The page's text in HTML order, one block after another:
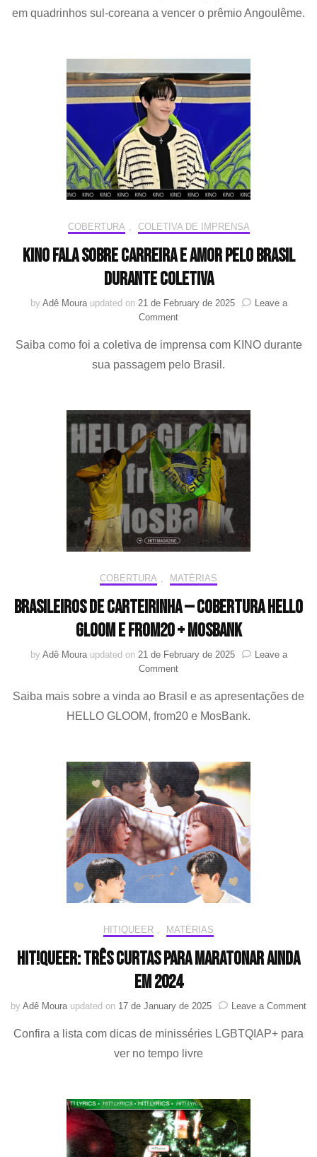
em quadrinhos sul-coreana a vencer o prêmio Angoulême.
COBERTURA COLETIVA DE IMPRENSA
KINO fala sobre carreira e amor pelo Brasil
durante coletiva
by Adê Moura updated on 21 de February de 2025
Leave a
Commenton
fala
sobre
pelo
Brasil
durante
coletiva
Saiba como foi a coletiva de imprensa com KINO durante
sua passagem pelo Brasil.
COBERTURA MATÉRIAS
Brasileiros de carteirinha — Cobertura HELLO
GLOOM e from20 + MosBank
by Adê Moura updated on 21 de February de 2025
Leave a
Commenton
de
carteirinha
GLOOM
e
from20
+
MosBank
Saiba mais sobre a vinda ao Brasil e as apresentações de
HELLO GLOOM, from20 e MosBank.
HIT!QUEER MATÉRIAS
HIT!Queer: Três curtas para maratonar ainda
em 2024
by Adê Moura updated on 17 de January de 2025 Leave a Commenton
Confira a lista com dicas de minisséries LGBTQIAP+ para
ver no tempo livre